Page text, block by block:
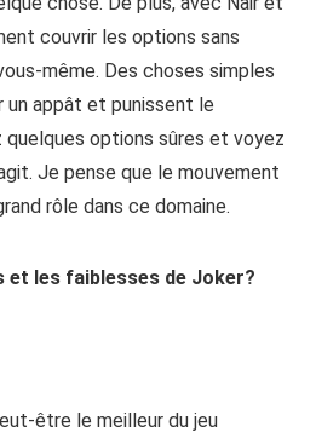
couvrir les options sans
même. Des choses simples
appât et punissent le
quelques options sûres et voyez
Je pense que le mouvement
rôle dans ce domaine.
et les faiblesses de Joker?
être le meilleur du jeu